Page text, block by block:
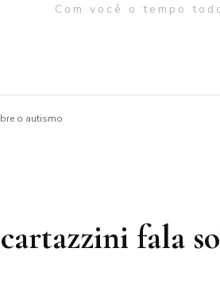
Com você o tempo
o autismo
fala